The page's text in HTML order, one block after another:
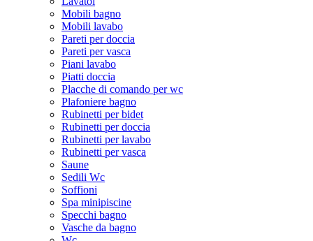
Mobili bagno
Mobili lavabo
Pareti per doccia
Pareti per vasca
Piani lavabo
Piatti doccia
Placche di comando per wc
Plafoniere bagno
Rubinetti per bidet
Rubinetti per doccia
Rubinetti per lavabo
Rubinetti per vasca
Saune
Sedili Wc
Soffioni
Spa minipiscine
Specchi bagno
Vasche da bagno